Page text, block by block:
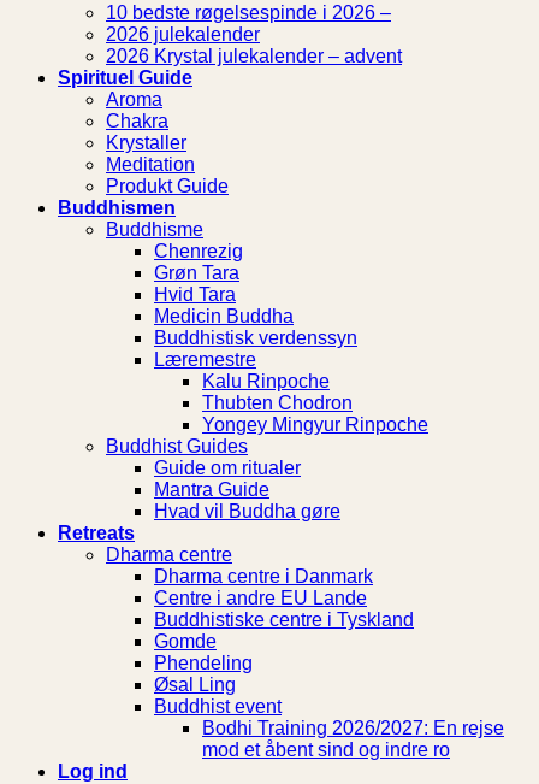
10 bedste røgelsespinde i 2026 –
2026 julekalender
2026 Krystal julekalender – advent
Spirituel Guide
Aroma
Chakra
Krystaller
Meditation
Produkt Guide
Buddhismen
Buddhisme
Chenrezig
Grøn Tara
Hvid Tara
Medicin Buddha
Buddhistisk verdenssyn
Læremestre
Kalu Rinpoche
Thubten Chodron
Yongey Mingyur Rinpoche
Buddhist Guides
Guide om ritualer
Mantra Guide
Hvad vil Buddha gøre
Retreats
Dharma centre
Dharma centre i Danmark
Centre i andre EU Lande
Buddhistiske centre i Tyskland
Gomde
Phendeling
Øsal Ling
Buddhist event
Bodhi Training 2026/2027: En rejse
mod et åbent sind og indre ro
Log ind